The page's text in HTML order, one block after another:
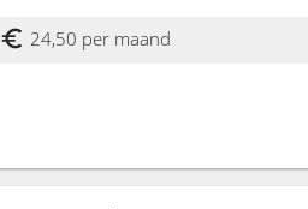
24,50 per maand